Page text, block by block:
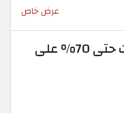
عرض خاص
كود خصم فارفيتش | خصومات حتى 70% على